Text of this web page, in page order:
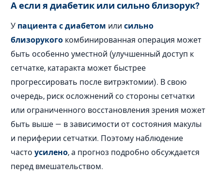
А если я диабетик или сильно близорук?
У пациента с диабетом илисильно
близорукого комбинированная операция может
быть особенно уместной (улучшенный доступ к
сетчатке, катаракта может быстрее
прогрессировать после витрэктомии). В свою
очередь, риск осложнений со стороны сетчатки
или ограниченного восстановления зрения может
быть выше — в зависимости от состояния макулы
и периферии сетчатки. Поэтому наблюдение
частоусилено, а прогноз подробно обсуждается
перед вмешательством.